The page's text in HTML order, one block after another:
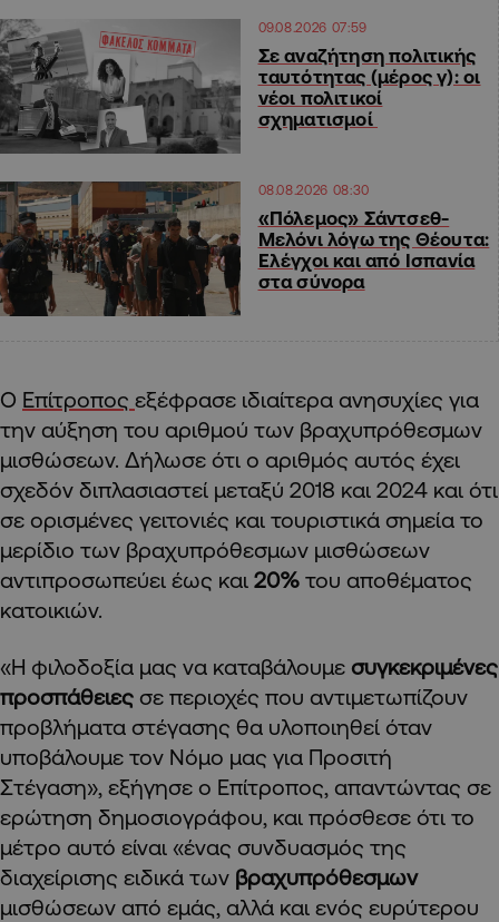
09.08.2026 07:59
Σε αναζήτηση πολιτικής
ταυτότητας (μέρος γ): οι
νέοι πολιτικοί
σχηματισμοί
08.08.2026 08:30
«Πόλεμος» Σάντσεθ-
Μελόνι λόγω της Θέουτα:
Ελέγχοι και από Ισπανία
στα σύνορα
Ο Επίτροπος εξέφρασε ιδιαίτερα ανησυχίες για
την αύξηση του αριθμού των βραχυπρόθεσμων
μισθώσεων. Δήλωσε ότι ο αριθμός αυτός έχει
σχεδόν διπλασιαστεί μεταξύ 2018 και 2024 και ότι
σε ορισμένες γειτονιές και τουριστικά σημεία το
μερίδιο των βραχυπρόθεσμων μισθώσεων
αντιπροσωπεύει έως και 20% του αποθέματος
κατοικιών.
«Η φιλοδοξία μας να καταβάλουμε συγκεκριμένες
προσπάθειες σε περιοχές που αντιμετωπίζουν
προβλήματα στέγασης θα υλοποιηθεί όταν
υποβάλουμε τον Νόμο μας για Προσιτή
Στέγαση», εξήγησε ο Επίτροπος, απαντώντας σε
ερώτηση δημοσιογράφου, και πρόσθεσε ότι το
μέτρο αυτό είναι «ένας συνδυασμός της
διαχείρισης ειδικά των βραχυπρόθεσμων
μισθώσεων από εμάς, αλλά και ενός ευρύτερου